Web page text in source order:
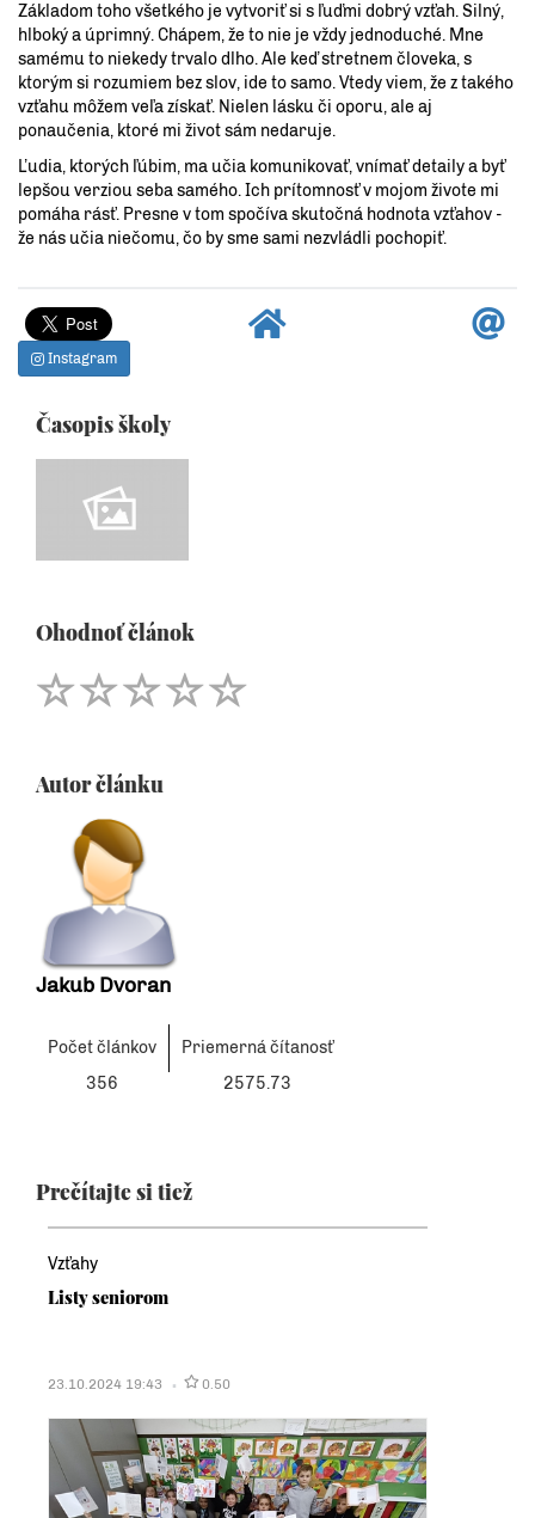
Základom toho všetkého je vytvoriť si s ľuďmi dobrý vzťah. Silný,
hlboký a úprimný. Chápem, že to nie je vždy jednoduché. Mne
samému to niekedy trvalo dlho. Ale keď stretnem človeka, s
ktorým si rozumiem bez slov, ide to samo. Vtedy viem, že z takého
vzťahu môžem veľa získať. Nielen lásku či oporu, ale aj
ponaučenia, ktoré mi život sám nedaruje.
Ľudia, ktorých ľúbim, ma učia komunikovať, vnímať detaily a byť
lepšou verziou seba samého. Ich prítomnosť v mojom živote mi
pomáha rásť. Presne v tom spočíva skutočná hodnota vzťahov -
že nás učia niečomu, čo by sme sami nezvládli pochopiť.
Instagram
Časopis školy
Ohodnoť článok
Autor článku
Jakub Dvoran
Počet článkov
Priemerná čítanosť
356
2575.73
Prečítajte si tiež
Vzťahy
Listy seniorom
23.10.2024 19:43 0.50